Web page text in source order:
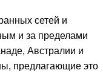
сетей и
и за пределами
Австралии и
предлагающие это